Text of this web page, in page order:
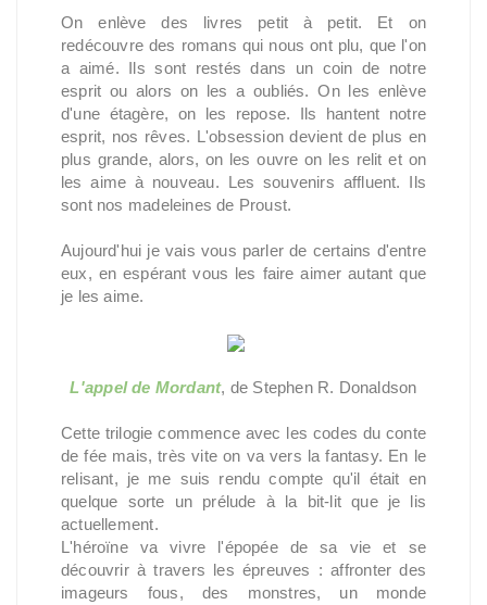
On enlève des livres petit à petit. Et on
redécouvre des romans qui nous ont plu, que l'on
a aimé. Ils sont restés dans un coin de notre
esprit ou alors on les a oubliés. On les enlève
d'une étagère, on les repose. Ils hantent notre
esprit, nos rêves. L'obsession devient de plus en
plus grande, alors, on les ouvre on les relit et on
les aime à nouveau. Les souvenirs affluent. Ils
sont nos madeleines de Proust.
Aujourd'hui je vais vous parler de certains d'entre
eux, en espérant vous les faire aimer autant que
je les aime.
L'appel de Mordant, de Stephen R. Donaldson
Cette trilogie commence avec les codes du conte
de fée mais, très vite on va vers la fantasy. En le
relisant, je me suis rendu compte qu'il était en
quelque sorte un prélude à la bit-lit que je lis
actuellement.
L'héroïne va vivre l'épopée de sa vie et se
découvrir à travers les épreuves : affronter des
imageurs fous, des monstres, un monde